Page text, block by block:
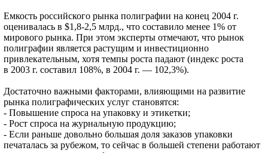
Емкость российского рынка полиграфии на конец 2004 г.
оценивалась в $1,8-2,5 млрд., что составило менее 1% от
мирового рынка. При этом эксперты отмечают, что рынок
полиграфии является растущим и инвестиционно
привлекательным, хотя темпы роста падают (индекс роста
в 2003 г. составил 108%, в 2004 г. — 102,3%).
Достаточно важными факторами, влияющими на развитие
рынка полиграфических услуг становятся:
- Повышение спроса на упаковку и этикетки;
- Рост спроса на журнальную продукцию;
- Если раньше довольно большая доля заказов упаковки
печаталась за рубежом, то сейчас в большей степени работают